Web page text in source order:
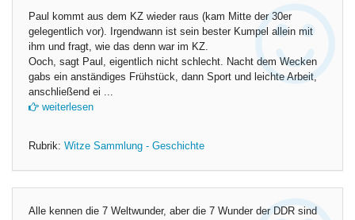
Paul kommt aus dem KZ wieder raus (kam Mitte der 30er
gelegentlich vor). Irgendwann ist sein bester Kumpel allein mit
ihm und fragt, wie das denn war im KZ.
Ooch, sagt Paul, eigentlich nicht schlecht. Nacht dem Wecken
gabs ein anständiges Frühstück, dann Sport und leichte Arbeit,
anschließend ei ...
weiterlesen
Rubrik: Witze Sammlung - Geschichte
Alle kennen die 7 Weltwunder, aber die 7 Wunder der DDR sind